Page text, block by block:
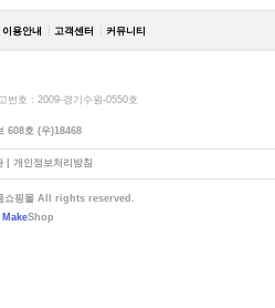
이용안내 고객센터 커뮤니티
번호 : 2009-경기수원-0550호
608호 (우)18468
| 개인정보처리방침
쇼핑몰 All rights reserved.
MakeShop